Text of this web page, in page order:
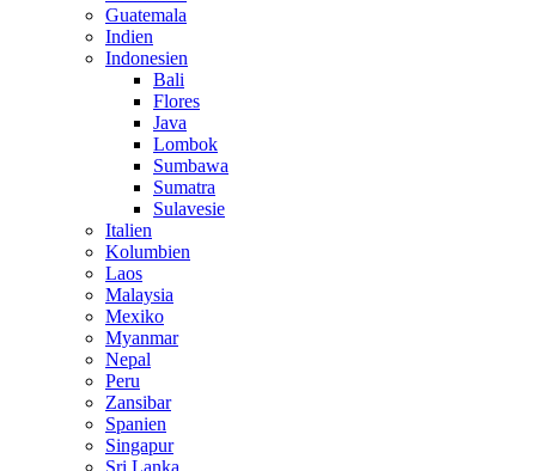
Guatemala
Indien
Indonesien
Bali
Flores
Java
Lombok
Sumbawa
Sumatra
Sulavesie
Italien
Kolumbien
Laos
Malaysia
Mexiko
Myanmar
Nepal
Peru
Zansibar
Spanien
Singapur
Sri Lanka